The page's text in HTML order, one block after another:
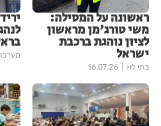
ראשונה על המסילה:
משי טורג'מן מראשון
לציון נוהגת ברכבת
ישראל
בתי לוין 16.07.26